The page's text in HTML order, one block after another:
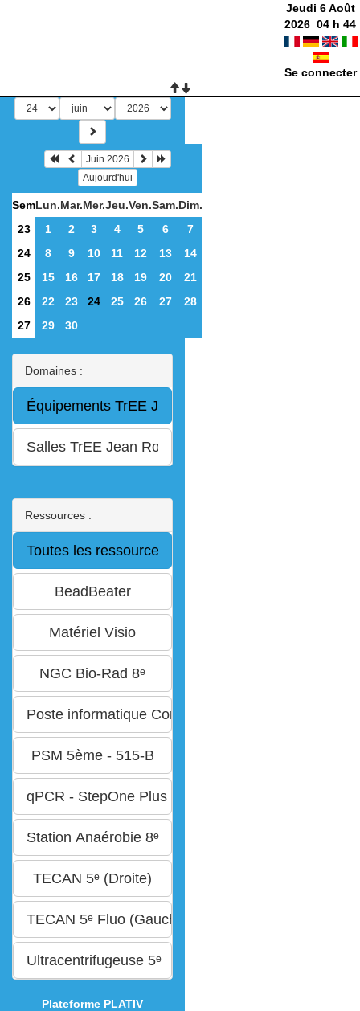
Jeudi 6 Août
2026 04 h44
Se connecter
Juin 2026
Aujourd'hui
SemLun.Mar.Mer.Jeu.Ven.Sam.Dim.
23
1 2 3 4 5 6
7
24
8 9 10 11 12 13
14
25
15 16 17 18 19 20
21
26
22 23 24 25 26 27
28
27
29 30
Domaines :
Ressources :
Plateforme PLATIV